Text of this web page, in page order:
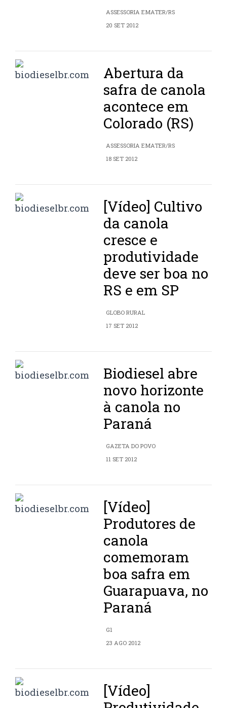
ASSESSORIA EMATER/RS
20 SET 2012
Abertura da
safra de canola
acontece em
Colorado (RS)
ASSESSORIA EMATER/RS
18 SET 2012
[Vídeo] Cultivo
da canola
cresce e
produtividade
deve ser boa no
RS e em SP
GLOBO RURAL
17 SET 2012
Biodiesel abre
novo horizonte
à canola no
Paraná
GAZETA DO POVO
11 SET 2012
[Vídeo]
Produtores de
canola
comemoram
boa safra em
Guarapuava, no
Paraná
G1
23 AGO 2012
[Vídeo]